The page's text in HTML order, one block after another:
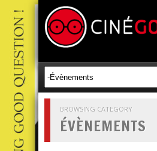
BROWSING CATEGORY
ÉVÈNEMENTS